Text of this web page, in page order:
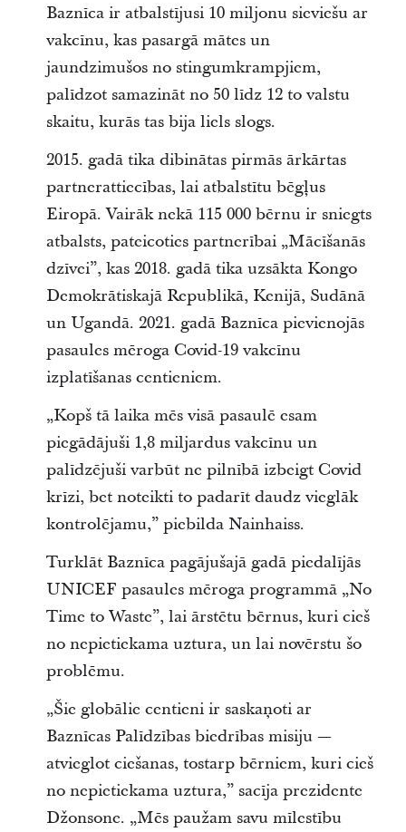
Baznīca ir atbalstījusi 10 miljonu sieviešu ar
vakcīnu, kas pasargā mātes un
jaundzimušos no stingumkrampjiem,
palīdzot samazināt no 50 līdz 12 to valstu
skaitu, kurās tas bija liels slogs.
2015. gadā tika dibinātas pirmās ārkārtas
partnerattiecības, lai atbalstītu bēgļus
Eiropā. Vairāk nekā 115 000 bērnu ir sniegts
atbalsts, pateicoties partnerībai „Mācīšanās
dzīvei”, kas 2018. gadā tika uzsākta Kongo
Demokrātiskajā Republikā, Kenijā, Sudānā
un Ugandā. 2021. gadā Baznīca pievienojās
pasaules mēroga Covid-19 vakcīnu
izplatīšanas centieniem.
„Kopš tā laika mēs visā pasaulē esam
piegādājuši 1,8 miljardus vakcīnu un
palīdzējuši varbūt ne pilnībā izbeigt Covid
krīzi, bet noteikti to padarīt daudz vieglāk
kontrolējamu,” piebilda Nainhaiss.
Turklāt Baznīca pagājušajā gadā piedalījās
UNICEF pasaules mēroga programmā „No
Time to Waste”, lai ārstētu bērnus, kuri cieš
no nepietiekama uztura, un lai novērstu šo
problēmu.
„Šie globālie centieni ir saskaņoti ar
Baznīcas Palīdzības biedrības misiju —
atvieglot ciešanas, tostarp bērniem, kuri cieš
no nepietiekama uztura,” sacīja prezidente
Džonsone. „Mēs paužam savu mīlestību